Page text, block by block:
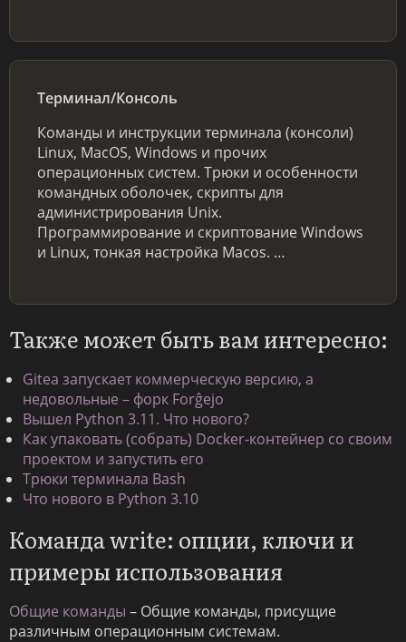
Терминал/Консоль
Команды и инструкции терминала (консоли)
Linux, MacOS, Windows и прочих
операционных систем. Трюки и особенности
командных оболочек, скрипты для
администрирования Unix.
Программирование и скриптование Windows
и Linux, тонкая настройка Macos. …
Также может быть вам интересно:
Gitea запускает коммерческую версию, а
недовольные – форк Forĝejo
Вышел Python 3.11. Что нового?
Как упаковать (собрать) Docker-контейнер со своим
проектом и запустить его
Трюки терминала Bash
Что нового в Python 3.10
Команда write: опции, ключи и
примеры использования
Общие команды – Общие команды, присущие
различным операционным системам.